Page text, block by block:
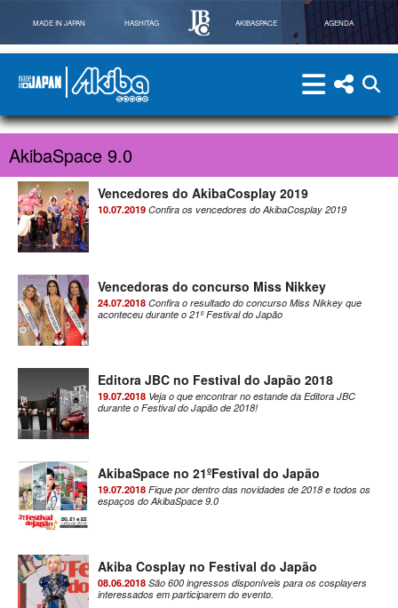
MADE IN JAPAN HASHITAG AKIBASPACE AGENDA
Powered By Made in Japan
menu menu
AkibaSpace 9.0
Vencedores do AkibaCosplay 2019
10.07.2019 Confira os vencedores do AkibaCosplay 2019
Vencedoras do concurso Miss Nikkey
24.07.2018 Confira o resultado do concurso Miss Nikkey que
aconteceu durante o 21º Festival do Japão
Editora JBC no Festival do Japão 2018
19.07.2018 Veja o que encontrar no estande da Editora JBC
durante o Festival do Japão de 2018!
AkibaSpace no 21ºFestival do Japão
19.07.2018 Fique por dentro das novidades de 2018 e todos os
espaços do AkibaSpace 9.0
Akiba Cosplay no Festival do Japão
08.06.2018 São 600 ingressos disponíveis para os cosplayers
interessados em participarem do evento.